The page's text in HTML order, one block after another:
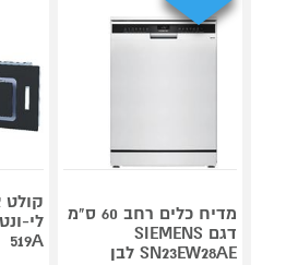
מדיח כלים רחב 60 ס"מ
דגם SIEMENS
SN23EW28AE לבן
519A